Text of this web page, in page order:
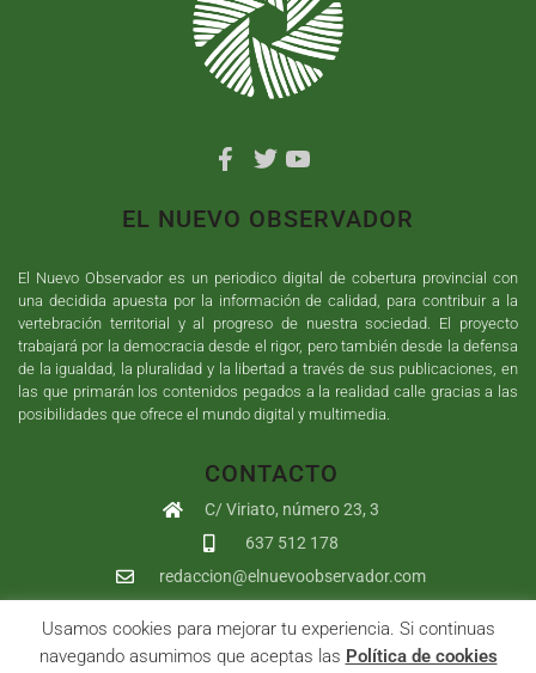
EL NUEVO OBSERVADOR
El Nuevo Observador es un periodico digital de cobertura provincial con
una decidida apuesta por la información de calidad, para contribuir a la
vertebración territorial y al progreso de nuestra sociedad. El proyecto
trabajará por la democracia desde el rigor, pero también desde la defensa
de la igualdad, la pluralidad y la libertad a través de sus publicaciones, en
las que primarán los contenidos pegados a la realidad calle gracias a las
posibilidades que ofrece el mundo digital y multimedia.
CONTACTO
C/ Viriato, número 23, 3
637 512 178
redaccion@elnuevoobservador.com
Copyright ©2026 El Nuevo Observador | Sumurdigital Diseño web
Usamos cookies para mejorar tu experiencia. Si continuas
navegando asumimos que aceptas las Política de cookies